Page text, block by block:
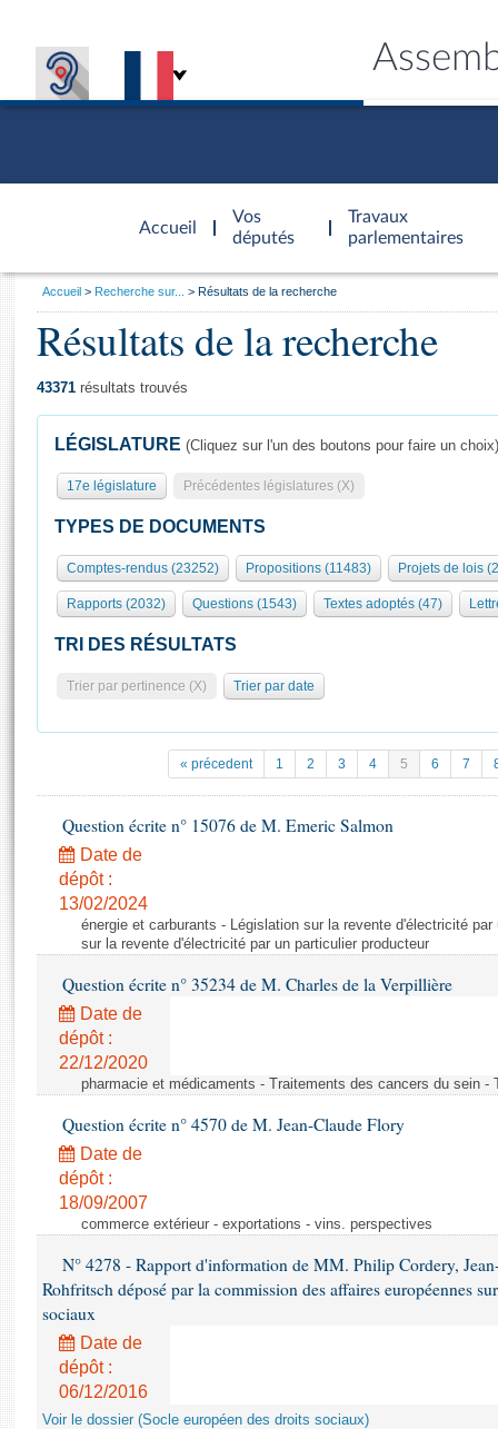
Accueil
d'accueil
Vos
députés
Travaux
parlementaires
Présidence
577 députés
Groupes politiques
Séance publique
Commissions et autres organes
Europe et International
Pétitions
Projets de loi
Propositions de loi
Amendements
Textes adoptés
Rapports législatifs
Rapports sur l'application des lois
Baromètre de l’application des lois
Dossiers législatifs
Budget et sécurité sociale
Questions écrites et orales
Comptes rendus des débats
Général
Rôle et pouvoirs de l'Assemblée
Organisation de l'Assemblée
Présidence Conférence des Présidents Bureau Collège des
Statistiques et chiffres clés
Documents de référence
( Constitution | Règlement de l'Assemblée ... )
Histoire
Juniors
Anciennes législatures
Visiter l'Assemblée
Visite virtuelle du palais Bourbon
Assister à une séance
La Bibliothèque
Contacts et plan d'accès
Photos libres de droit
Vous
Accueil Recherche sur... Résultats de la recherche
Résultats de la recherche
43371 résultats trouvés
LÉGISLATURE (Cliquez sur l'un des boutons pour faire un choix)
17e législature Précédentes législatures (X)
TYPES DE DOCUMENTS
Comptes-rendus (23252) Propositions (11483) Projets de lois
Rapports (2032) Questions (1543) Textes adoptés (47)
TRI DES RÉSULTATS
Trier par pertinence (X) Trier par date
« précedent 1 2 3 4 5 6 7
Question écrite n° 15076 de M. Emeric Salmon
Date de
dépôt :
13/02/2024
énergie et carburants - Législation sur la revente d'électricité
sur la revente d'électricité par un particulier producteur
Question écrite n° 35234 de M. Charles de la Verpillière
Date de
dépôt :
22/12/2020
pharmacie et médicaments - Traitements des cancers du sein -
Question écrite n° 4570 de M. Jean-Claude Flory
Date de
dépôt :
18/09/2007
commerce extérieur - exportations - vins. perspectives
N° 4278 - Rapport d'information de MM. Philip Cordery,
Rohfritsch déposé par la commission des affaires européennes
sociaux
Date de
dépôt :
06/12/2016
Voir le dossier (Socle européen des droits sociaux)